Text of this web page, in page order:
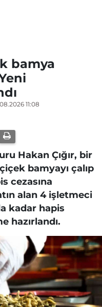
bamya
11:08
Hakan Çığır, bir
bamyayı çalıp
cezasına
alan 4 işletmeci
kadar hapis
hazırlandı.